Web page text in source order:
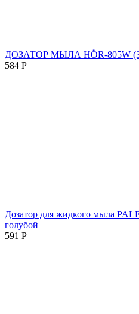
ДОЗАТОР МЫЛА HÖR-805W
584 Р
Дозатор для жидкого мыла
голубой
591 Р